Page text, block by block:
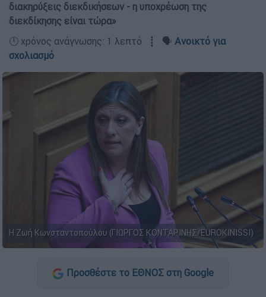
διακηρύξεις διεκδικήσεων - η υποχρέωση της
διεκδίκησης είναι τώρα»
🕛 χρόνος ανάγνωσης: 1 λεπτό ┋ 🗣️ Ανοικτό για
σχολιασμό
Η Ζωή Κωνσταντοπούλου (ΓΙΩΡΓΟΣ ΚΟΝΤΑΡΙΝΗΣ/EUROKINISSI)
Προσθέστε το ΕΘΝΟΣ στη Google